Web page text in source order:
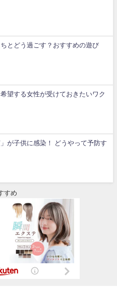
とどう過ごす？おすすめの遊び
望する女性が受けておきたいワク
が子供に感染！ どうやって予防す
すめ